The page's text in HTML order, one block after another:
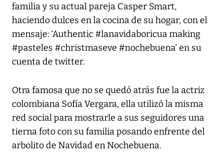
familia y su actual pareja Casper Smart,
haciendo dulces en la cocina de su hogar, con el
mensaje: ‘Authentic #lanavidaboricua making
#pasteles #christmaseve #nochebuena’ en su
cuenta de twitter.
Otra famosa que no se quedó atrás fue la actriz
colombiana Sofía Vergara, ella utilizó la misma
red social para mostrarle a sus seguidores una
tierna foto con su familia posando enfrente del
arbolito de Navidad en Nochebuena.